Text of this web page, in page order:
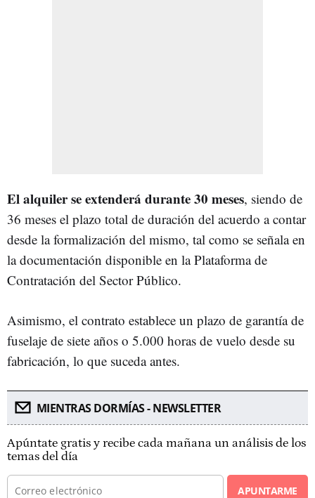
El alquiler se extenderá durante 30 meses, siendo de
36 meses el plazo total de duración del acuerdo a contar
desde la formalización del mismo, tal como se señala en
la documentación disponible en la Plataforma de
Contratación del Sector Público.
Asimismo, el contrato establece un plazo de garantía de
fuselaje de siete años o 5.000 horas de vuelo desde su
fabricación, lo que suceda antes.
MIENTRAS DORMÍAS - NEWSLETTER
Apúntate gratis y recibe cada mañana un análisis de los
temas del día
APUNTARME